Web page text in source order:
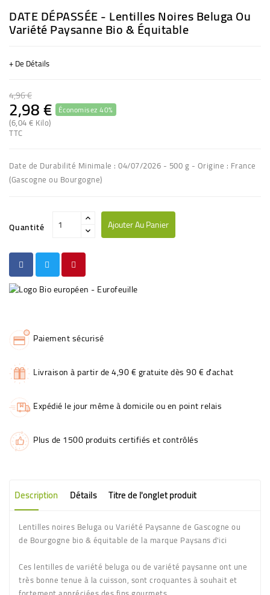
DATE DÉPASSÉE - Lentilles Noires Beluga Ou
Variété Paysanne Bio & Équitable
+ De Détails
4,96 €
2,98 € Économisez 40%
(6,04 € Kilo)
TTC
Date de Durabilité Minimale : 04/07/2026 - 500 g - Origine : France
(Gascogne ou Bourgogne)
Quantité Ajouter Au Panier
Paiement sécurisé
Livraison à partir de 4,90 € gratuite dès 90 € d'achat
Expédié le jour même à domicile ou en point relais
Plus de 1500 produits certifiés et contrôlés
Description Détails Titre de l'onglet produit
Lentilles noires Beluga ou Variété Paysanne de Gascogne ou
de Bourgogne bio & équitable de la marque Paysans d'ici
Ces lentilles de variété beluga ou de variété paysanne ont une
très bonne tenue à la cuisson, sont croquantes à souhait et